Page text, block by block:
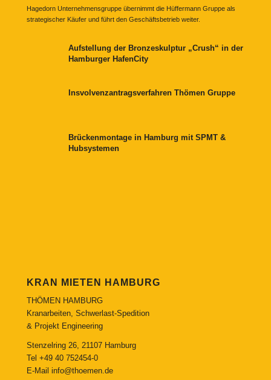
Hagedorn Unternehmensgruppe übernimmt die Hüffermann Gruppe als
strategischer Käufer und führt den Geschäftsbetrieb weiter.
Aufstellung der Bronzeskulptur „Crush“ in der
Hamburger HafenCity
Insvolvenzantragsverfahren Thömen Gruppe
Brückenmontage in Hamburg mit SPMT &
Hubsystemen
KRAN MIETEN HAMBURG
THÖMEN HAMBURG
Kranarbeiten, Schwerlast-Spedition
& Projekt Engineering
Stenzelring 26, 21107 Hamburg
Tel +49 40 752454-0
E-Mail info@thoemen.de